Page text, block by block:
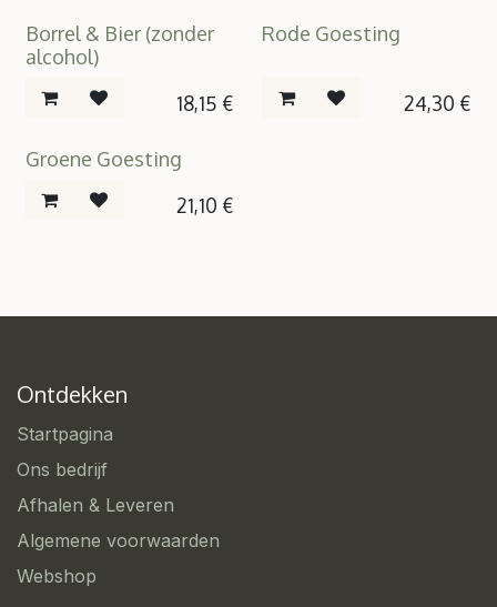
Borrel & Bier (zonder
alcohol)
18,15 €
Rode Goesting
24,30 €
Groene Goesting
21,10 €
Ontdekken
Startpagina
Ons bedrijf
Afhalen & Leveren
Algemene voorwaarden
Webshop